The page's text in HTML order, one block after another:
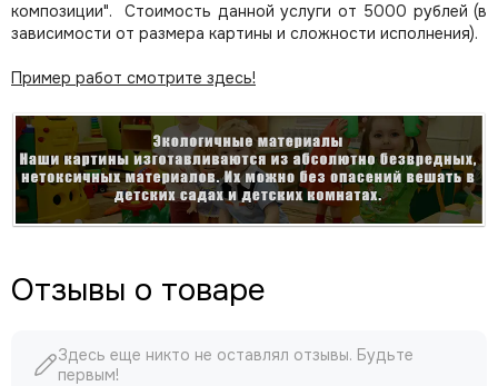
композиции". Стоимость данной услуги от 5000 рублей (в
зависимости от размера картины и сложности исполнения).
Пример работ смотрите здесь!
Отзывы о товаре
Здесь еще никто не оставлял отзывы. Будьте
первым!